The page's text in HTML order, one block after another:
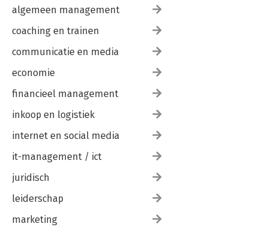
algemeen management
coaching en trainen
communicatie en media
economie
financieel management
inkoop en logistiek
internet en social media
it-management / ict
juridisch
leiderschap
marketing